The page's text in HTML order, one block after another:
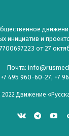
инициатив и
от 27
Почта:
+7 495 960-60-27, +7
Движение